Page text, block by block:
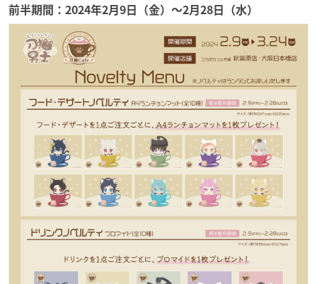
前半期間：2024年2月9日（金）〜2月28日（水）